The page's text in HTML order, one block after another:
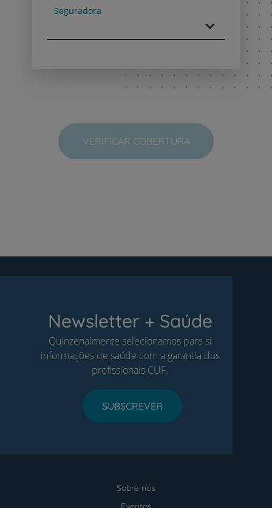
Seguradora
VERIFICAR COBERTURA
Newsletter + Saúde
Quinzenalmente selecionamos para si
informações de saúde com a garantia dos
profissionais CUF.
SUBSCREVER
Sobre nós